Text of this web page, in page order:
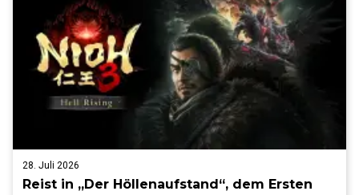
28. Juli 2026
Reist in „Der Höllenaufstand“, dem Ersten